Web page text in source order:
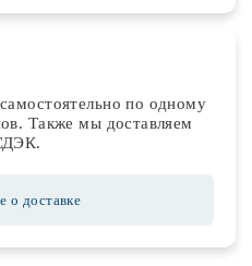
по одному
Также мы доставляем
о доставке